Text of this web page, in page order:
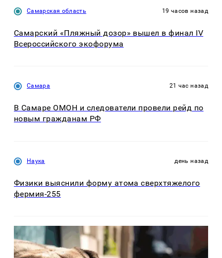
Самарская область 19 часов назад
Самарский «Пляжный дозор» вышел в финал IV
Всероссийского экофорума
Самара 21 час назад
В Самаре ОМОН и следователи провели рейд по
новым гражданам РФ
Наука день назад
Физики выяснили форму атома сверхтяжелого
фермия-255